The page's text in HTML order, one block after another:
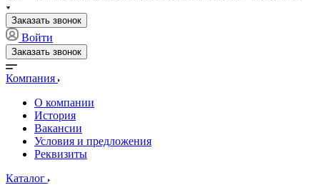
Заказать звонок
Войти
Заказать звонок
Компания
О компании
История
Вакансии
Условия и предложения
Реквизиты
Каталог